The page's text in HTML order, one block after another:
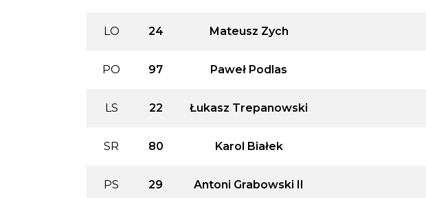
LO 24 Mateusz Zych
PO 97 Paweł Podlas
LS 22 Łukasz Trepanowski
SR 80 Karol Białek
PS 29 Antoni Grabowski II